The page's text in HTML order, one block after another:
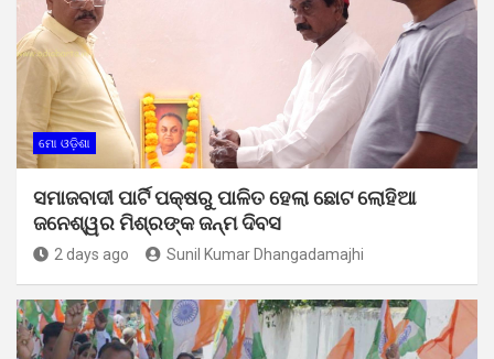
ମୋ ଓଡ଼ିଶା
ସମାଜବାଦୀ ପାର୍ଟି ପକ୍ଷରୁ ପାଳିତ ହେଲା ଛୋଟ ଲୋହିଆ
ଜନେଶ୍ୱର ମିଶ୍ରଙ୍କ ଜନ୍ମ ଦିବସ
2 days ago Sunil Kumar Dhangadamajhi